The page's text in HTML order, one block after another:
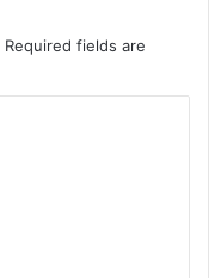
Required fields are